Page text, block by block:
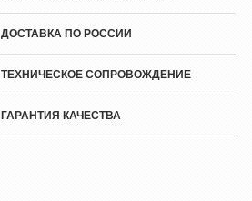
ДОСТАВКА ПО РОССИИ
ТЕХНИЧЕСКОЕ СОПРОВОЖДЕНИЕ
ГАРАНТИЯ КАЧЕСТВА